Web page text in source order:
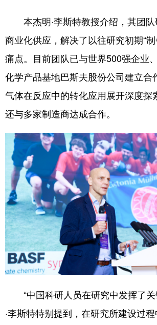
本杰明·李斯特教授介绍，其团队
商业化供应，解决了以往研究初期“
痛点。目前团队已与世界500强企业
化学产品基地巴斯夫股份公司建立合
气体在反应中的转化应用展开深度探
还与多家制造商达成合作。
“中国科研人员在研究中发挥了关
·李斯特特别提到，在研究所建设过